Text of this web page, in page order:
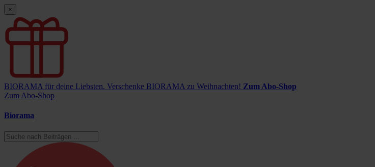
×
BIORAMA für deine Liebsten. Verschenke BIORAMA zu Weihnachten! Zum Abo-Shop
Zum Abo-Shop
Biorama